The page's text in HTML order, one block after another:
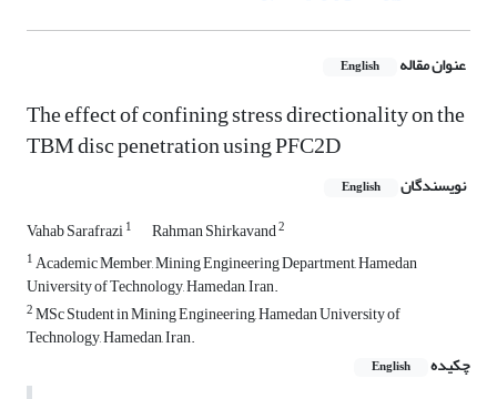
عنوان مقاله English
The effect of confining stress directionality on the
TBM disc penetration using PFC2D
نویسندگان English
Vahab Sarafrazi1 Rahman Shirkavand2
1Academic Member, Mining Engineering Department, Hamedan
University of Technology, Hamedan, Iran.
2MSc Student in Mining Engineering, Hamedan University of
Technology, Hamedan, Iran.
چکیده
English